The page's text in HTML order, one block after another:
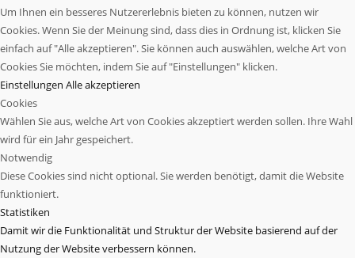
Um Ihnen ein besseres Nutzererlebnis bieten zu können, nutzen wir
Cookies. Wenn Sie der Meinung sind, dass dies in Ordnung ist, klicken Sie
einfach auf "Alle akzeptieren". Sie können auch auswählen, welche Art von
Cookies Sie möchten, indem Sie auf "Einstellungen" klicken.
Einstellungen Alle akzeptieren
Cookies
Wählen Sie aus, welche Art von Cookies akzeptiert werden sollen. Ihre Wahl
wird für ein Jahr gespeichert.
Notwendig
Diese Cookies sind nicht optional. Sie werden benötigt, damit die Website
funktioniert.
Statistiken
Damit wir die Funktionalität und Struktur der Website basierend auf der
Nutzung der Website verbessern können.